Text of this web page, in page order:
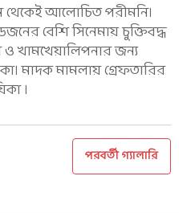
থেকেই আলোচিত পরীমনি।
বেশি সিনেমায় চুক্তিবদ্ধ
খামখেয়ালিপনার জন্য
মাদক মামলায় গ্রেফতারির
।
পরবর্তী গ্যালারি